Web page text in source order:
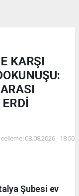
KARŞI
08.08.2026 - 18:50
Şubesi ev